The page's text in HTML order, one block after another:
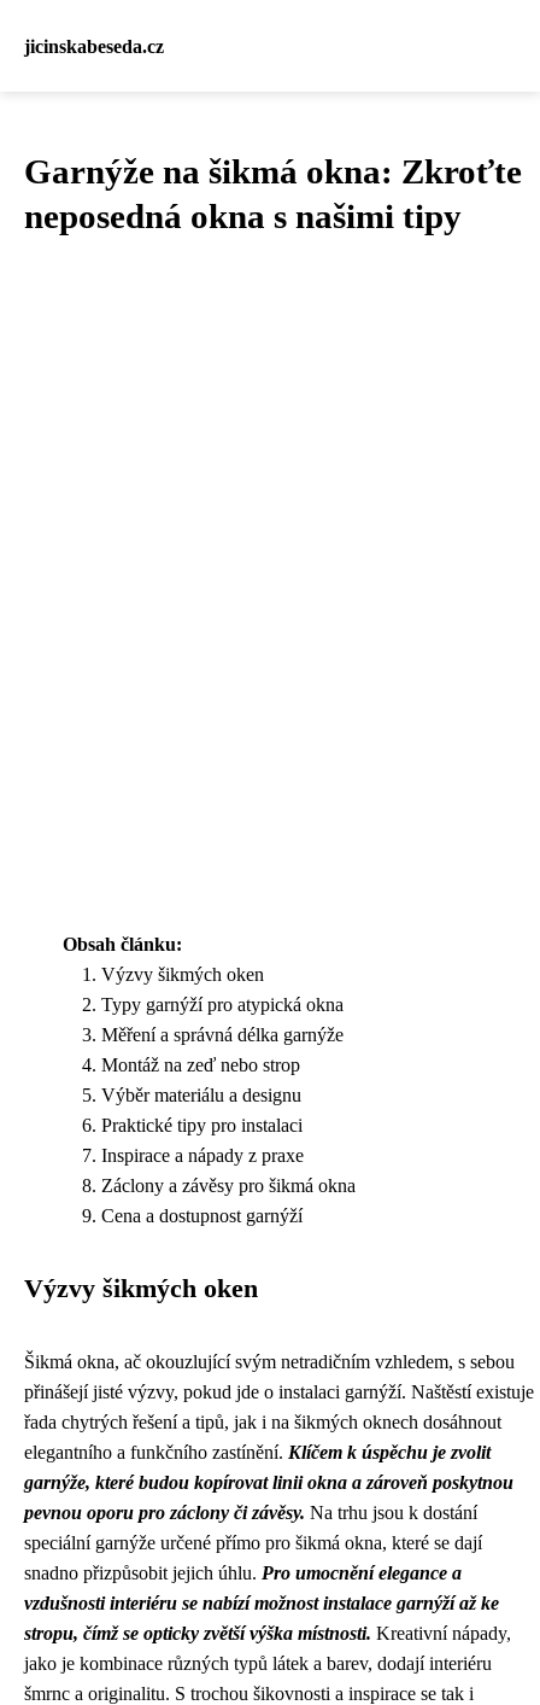
jicinskabeseda.cz
Garnýže na šikmá okna: Zkroťte
neposedná okna s našimi tipy
Obsah článku:
Výzvy šikmých oken
Typy garnýží pro atypická okna
Měření a správná délka garnýže
Montáž na zeď nebo strop
Výběr materiálu a designu
Praktické tipy pro instalaci
Inspirace a nápady z praxe
Záclony a závěsy pro šikmá okna
Cena a dostupnost garnýží
Výzvy šikmých oken
Šikmá okna, ač okouzlující svým netradičním vzhledem, s sebou
přinášejí jisté výzvy, pokud jde o instalaci garnýží. Naštěstí existuje
řada chytrých řešení a tipů, jak i na šikmých oknech dosáhnout
elegantního a funkčního zastínění. Klíčem k úspěchu je zvolit
garnýže, které budou kopírovat linii okna a zároveň poskytnou
pevnou oporu pro záclony či závěsy. Na trhu jsou k dostání
speciální garnýže určené přímo pro šikmá okna, které se dají
snadno přizpůsobit jejich úhlu. Pro umocnění elegance a
vzdušnosti interiéru se nabízí možnost instalace garnýží až ke
stropu, čímž se opticky zvětší výška místnosti. Kreativní nápady,
jako je kombinace různých typů látek a barev, dodají interiéru
šmrnc a originalitu. S trochou šikovnosti a inspirace se tak i